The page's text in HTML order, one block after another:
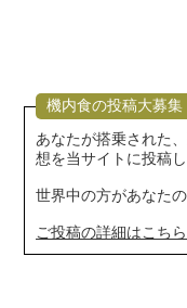
機内食の投稿大募集
あなたが搭乗された
想を当サイトに投稿
世界中の方があなた
ご投稿の詳細はこち